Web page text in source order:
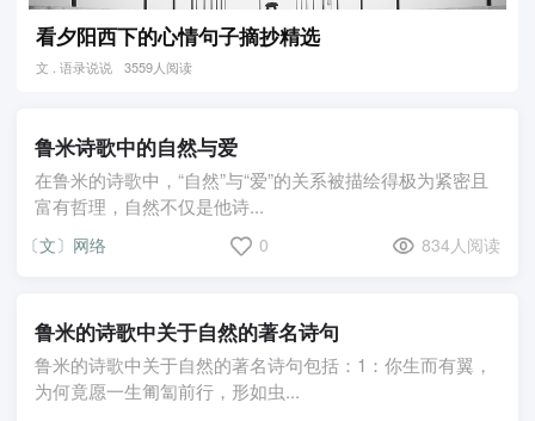
看夕阳西下的心情句子摘抄精选
文 . 语录说说 3559人阅读
鲁米诗歌中的自然与爱
在鲁米的诗歌中，“自然”与“爱”的关系被描绘得极为紧密且
富有哲理，自然不仅是他诗...
〔文〕网络 0 834人阅读
鲁米的诗歌中关于自然的著名诗句
鲁米的诗歌中关于自然的著名诗句包括：1：你生而有翼，
为何竟愿一生匍匐前行，形如虫...